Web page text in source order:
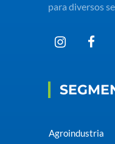
para diversos
Agroindustria